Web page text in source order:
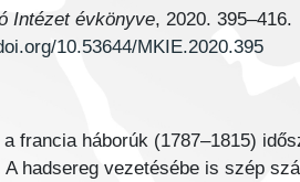
Intézet évkönyve, 2020. 395–416.
10.53644/MKIE.2020.395
francia háborúk (1787–1815)
A hadsereg vezetésébe is szép